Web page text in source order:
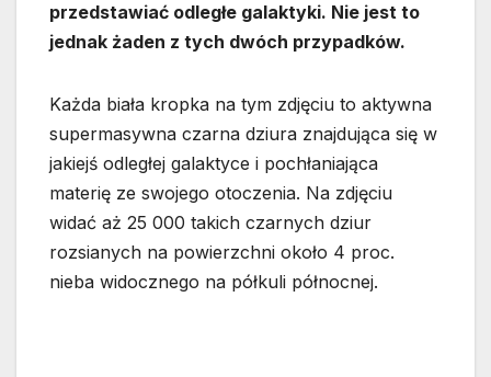
przedstawiać odległe galaktyki. Nie jest to
jednak żaden z tych dwóch przypadków.
Każda biała kropka na tym zdjęciu to aktywna
supermasywna czarna dziura znajdująca się w
jakiejś odległej galaktyce i pochłaniająca
materię ze swojego otoczenia. Na zdjęciu
widać aż 25 000 takich czarnych dziur
rozsianych na powierzchni około 4 proc.
nieba widocznego na półkuli północnej.